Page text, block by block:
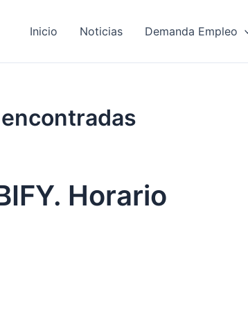
Inicio Noticias Demanda Empleo
Horario